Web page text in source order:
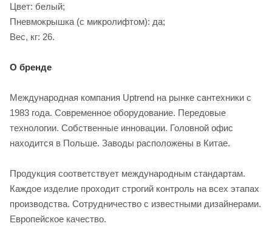
Цвет: белый;
Пневмокрышка (с микролифтом): да;
Вес, кг: 26.
О бренде
Международная компания Uptrend на рынке сантехники с
1983 года. Современное оборудование. Передовые
технологии. Собственные инновации. Головной офис
находится в Польше. Заводы расположены в Китае.
Продукция соответствует международным стандартам.
Каждое изделие проходит строгий контроль на всех этапах
производства. Сотрудничество с известными дизайнерами.
Европейское качество.